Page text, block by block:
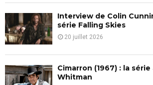
Interview de Colin
série Falling Skies
20 juillet 2026
Cimarron (1967) : la
Whitman